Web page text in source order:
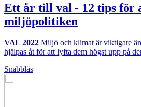
Ett år till val - 12 tips för
miljöpolitiken
VAL 2022 Miljö och klimat är viktigare
hjälpas åt för att lyfta dem högst upp på
Snabbläs